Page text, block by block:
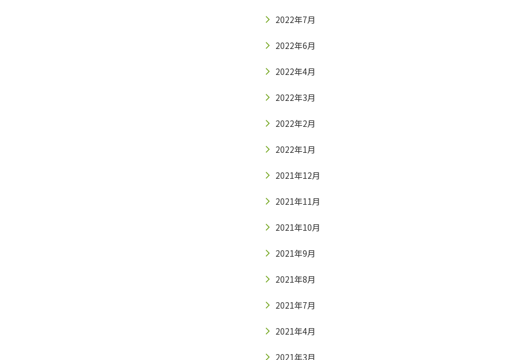
2022年7月
2022年6月
2022年4月
2022年3月
2022年2月
2022年1月
2021年12月
2021年11月
2021年10月
2021年9月
2021年8月
2021年7月
2021年4月
2021年3月